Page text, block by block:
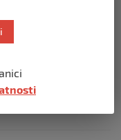
i veličanjem
biti upisan kao